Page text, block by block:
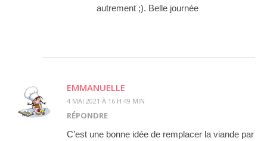
autrement ;). Belle journée
EMMANUELLE
4 MAI 2021 À 16 H 49 MIN
RÉPONDRE
C’est une bonne idée de remplacer la viande par